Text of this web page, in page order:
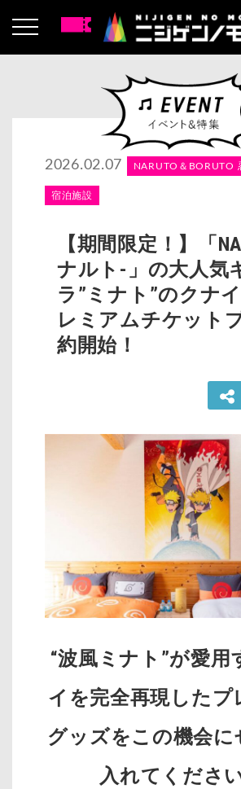
2026.02.07 NARUTO＆BORUTO
宿泊施設
【期間限定！】「
ナルト-」の大人気
ラ”ミナト”のクナ
レミアムチケット
約開始！
“波風ミナト”が愛用
イを完全再現したプ
グッズをこの機会に
入れてくださ